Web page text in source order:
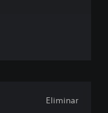
Eliminar